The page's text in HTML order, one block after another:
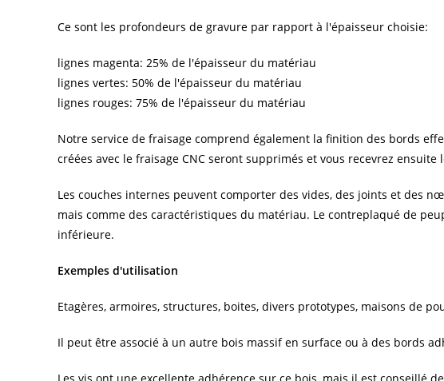
Ce sont les profondeurs de gravure par rapport à l'épaisseur choisie:
lignes magenta: 25% de l'épaisseur du matériau
lignes vertes: 50% de l'épaisseur du matériau
lignes rouges: 75% de l'épaisseur du matériau
Notre service de fraisage comprend également la finition des bords
créées avec le fraisage CNC seront supprimés et vous recevrez ensuite
Les couches internes peuvent comporter des vides, des joints et des
mais comme des caractéristiques du matériau. Le contreplaqué de
inférieure.
Exemples d'utilisation
Etagères, armoires, structures, boites, divers prototypes, maisons de
Il peut être associé à un autre bois massif en surface ou à des bords